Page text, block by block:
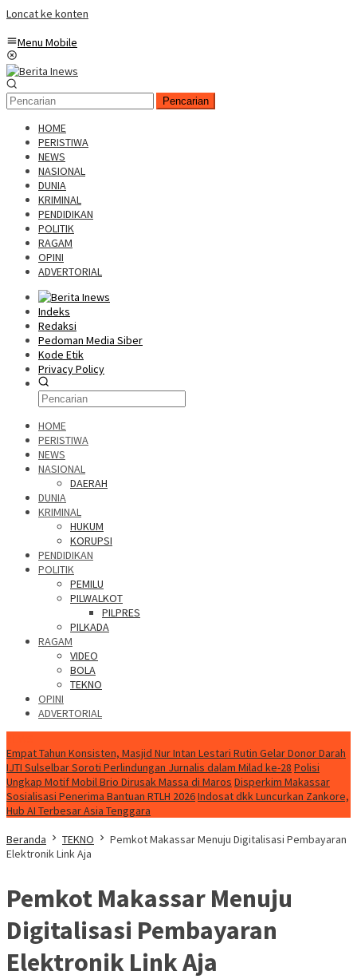
Loncat ke konten
Menu Mobile
Pencarian
HOME
PERISTIWA
NEWS
NASIONAL
DUNIA
KRIMINAL
PENDIDIKAN
POLITIK
RAGAM
OPINI
ADVERTORIAL
Indeks
Redaksi
Pedoman Media Siber
Kode Etik
Privacy Policy
HOME
PERISTIWA
NEWS
NASIONAL
DAERAH
DUNIA
KRIMINAL
HUKUM
KORUPSI
PENDIDIKAN
POLITIK
PEMILU
PILWALKOT
PILPRES
PILKADA
RAGAM
VIDEO
BOLA
TEKNO
OPINI
ADVERTORIAL
Empat Tahun Konsisten, Masjid Nur Intan Lestari Rutin Gelar Donor Darah
IJTI Sulselbar Soroti Perlindungan Jurnalis dalam Milad ke-28 Polisi
Ungkap Motif Mobil Brio Dirusak Massa di Maros Disperkim Makassar
Sosialisasi Penerima Bantuan RTLH 2026Indosat dkk Luncurkan Zankore,
Hub AI Terbesar Asia Tenggara
Beranda
TEKNO
Pemkot Makassar Menuju Digitalisasi Pembayaran
Elektronik Link Aja
Pemkot Makassar Menuju
Digitalisasi Pembayaran
Elektronik Link Aja